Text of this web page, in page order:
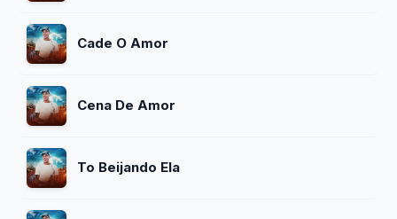
Cade O Amor
Cena De Amor
To Beijando Ela